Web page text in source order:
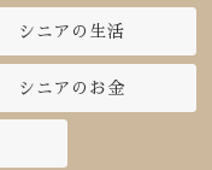
シニアの生活
シニアのお金